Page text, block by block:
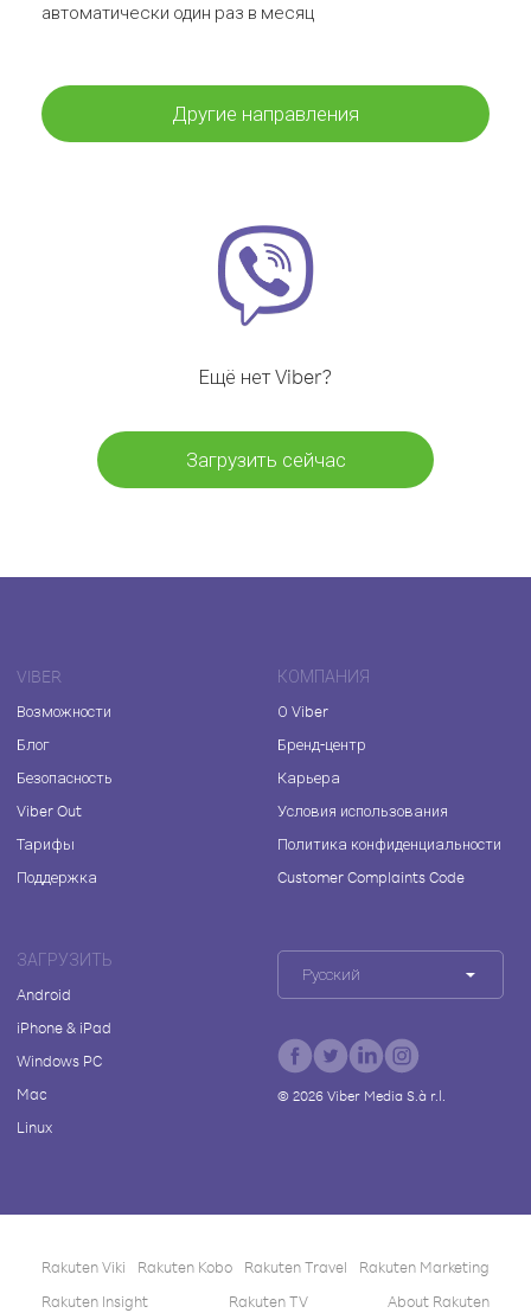
автоматически один раз в месяц
Другие направления
Ещё нет Viber?
Загрузить сейчас
VIBER
Возможности
Блог
Безопасность
Viber Out
Тарифы
Поддержка
КОМПАНИЯ
О Viber
Бренд-центр
Карьера
Условия использования
Политика конфиденциальности
Customer Complaints Code
ЗАГРУЗИТЬ
Android
iPhone & iPad
Windows PC
Mac
Linux
Русский
© 2026Viber Media S.à r.l.
Rakuten Viki Rakuten Kobo Rakuten Travel
Rakuten Marketing
Rakuten Insight
Rakuten TV About Rakuten